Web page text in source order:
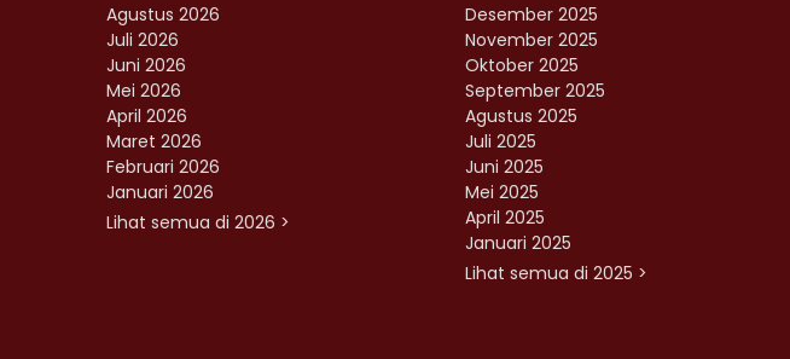
Agustus 2026
Juli 2026
Juni 2026
Mei 2026
April 2026
Maret 2026
Februari 2026
Januari 2026
Lihat semua di 2026 >
Desember 2025
November 2025
Oktober 2025
September 2025
Agustus 2025
Juli 2025
Juni 2025
Mei 2025
April 2025
Januari 2025
Lihat semua di 2025 >